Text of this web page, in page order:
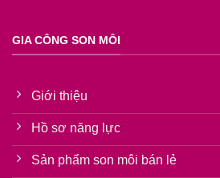
GIA CÔNG SON MÔI
Giới thiệu
Hồ sơ năng lực
Sản phẩm son môi bán lẻ